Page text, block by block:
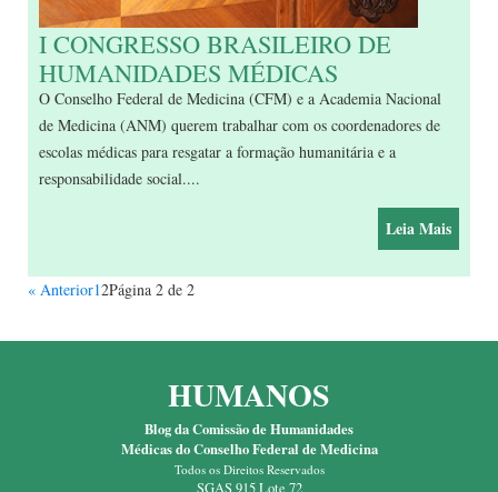
I CONGRESSO BRASILEIRO DE
HUMANIDADES MÉDICAS
O Conselho Federal de Medicina (CFM) e a Academia Nacional
de Medicina (ANM) querem trabalhar com os coordenadores de
escolas médicas para resgatar a formação humanitária e a
responsabilidade social....
Leia Mais
« Anterior12Página 2 de 2
HUMANOS
Blog da Comissão de Humanidades
Médicas do Conselho Federal de Medicina
Todos os Direitos Reservados
SGAS 915 Lote 72